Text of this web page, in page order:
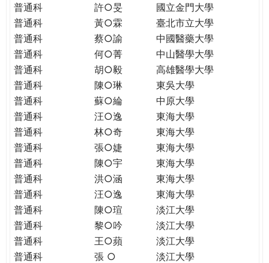
WORLD
TOMORROW
PUTTING
YOU
THE
PATH
GLOBAL
CITIZENSHIP
普通科
許○旻
國立金門大學
普通科
黃○霖
臺北市立大學
普通科
蔡○諭
中國醫藥大學
普通科
何○菁
中山醫學大學
普通科
胡○毅
高雄醫學大學
普通科
陳○琳
東吳大學
普通科
蘇○綸
中原大學
普通科
汪○逸
東海大學
普通科
林○奇
東海大學
普通科
張○婕
東海大學
普通科
陳○宇
東海大學
普通科
洪○涵
東海大學
普通科
汪○逸
東海大學
普通科
陳○瑄
淡江大學
普通科
黎○吟
淡江大學
普通科
王○蘋
淡江大學
普通科
張 ○
淡江大學